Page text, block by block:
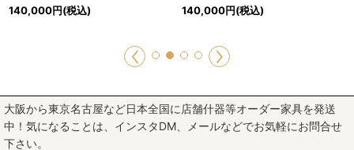
140,000円(税込) 140,000円(税込)
大阪から東京名古屋など日本全国に店舗什器等オーダー家具を発送
中！気になることは、インスタDM、メールなどでお気軽にお問合せ
下さい。